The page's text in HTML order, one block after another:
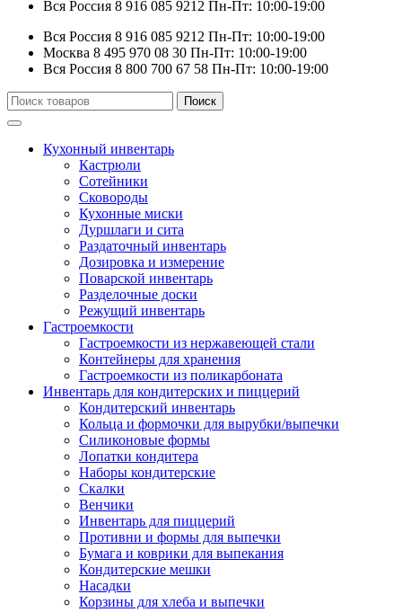
Вся Россия 8 916 085 9212 Пн-Пт: 10:00-19:00
Вся Россия 8 916 085 9212 Пн-Пт: 10:00-19:00
Москва 8 495 970 08 30 Пн-Пт: 10:00-19:00
Вся Россия 8 800 700 67 58 Пн-Пт: 10:00-19:00
Искать:
Поиск
Кухонный инвентарь
Кастрюли
Сотейники
Сковороды
Кухонные миски
Дуршлаги и сита
Раздаточный инвентарь
Дозировка и измерение
Поварской инвентарь
Разделочные доски
Режущий инвентарь
Гастроемкости
Гастроемкости из нержавеющей стали
Контейнеры для хранения
Гастроемкости из поликарбоната
Инвентарь для кондитерских и пиццерий
Кондитерский инвентарь
Кольца и формочки для вырубки/выпечки
Силиконовые формы
Лопатки кондитера
Наборы кондитерские
Скалки
Венчики
Инвентарь для пиццерий
Противни и формы для выпечки
Бумага и коврики для выпекания
Кондитерские мешки
Насадки
Корзины для хлеба и выпечки